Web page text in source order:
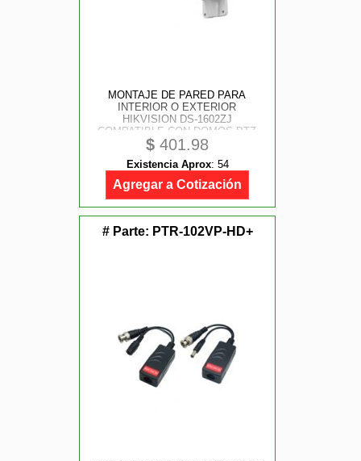
MONTAJE DE PARED PARA
INTERIOR O EXTERIOR
HIKVISION DS-1602ZJ
COMPATIBLE CON DOMOS PTZ
HIKVISION
$ 401.98
Existencia Aprox: 54
Agregar a Cotización
# Parte: PTR-102VP-HD+